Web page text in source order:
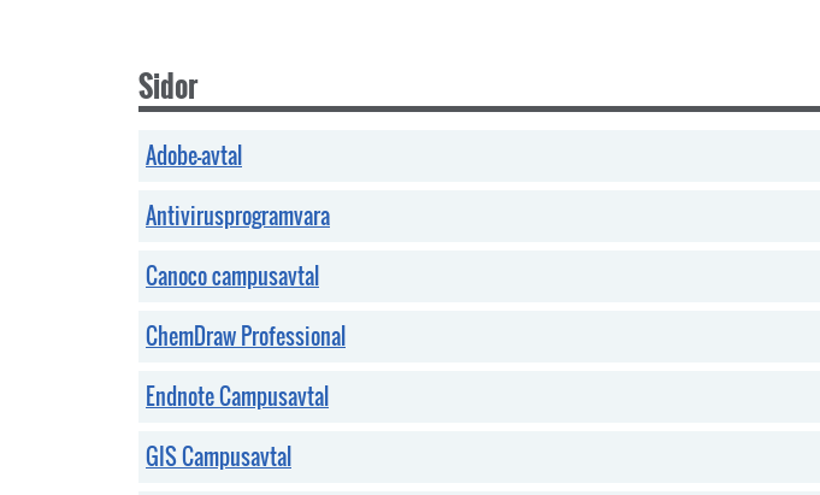
Sidor
Adobe-avtal
Antivirusprogramvara
Canoco campusavtal
ChemDraw Professional
Endnote Campusavtal
GIS Campusavtal